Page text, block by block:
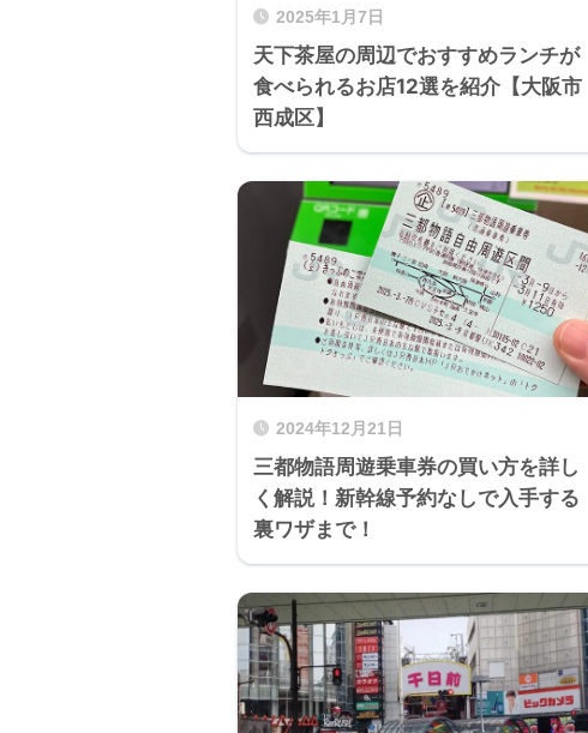
2025年1月7日
天下茶屋の周辺でおすすめランチが
食べられるお店12選を紹介【大阪市
西成区】
2024年12月21日
三都物語周遊乗車券の買い方を詳し
く解説！新幹線予約なしで入手する
裏ワザまで！